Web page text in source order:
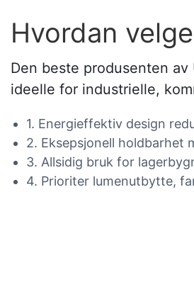
Hvordan
Den beste produsenten
ideelle for industrielle,
1. Energieffektiv design
2. Eksepsjonell holdbarhet
3. Allsidig bruk for
4. Prioriter lumenutbytte,